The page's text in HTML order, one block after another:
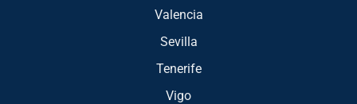
Valencia
Sevilla
Tenerife
Vigo